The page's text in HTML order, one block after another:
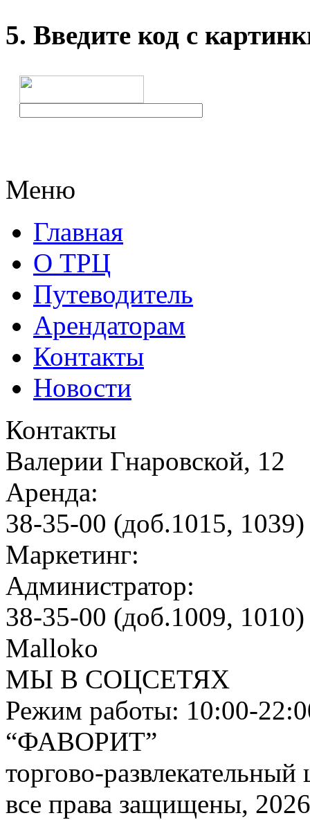
5. Введите код с
Меню
Главная
О ТРЦ
Путеводитель
Арендаторам
Контакты
Новости
Контакты
Валерии Гнаровской, 12
Аренда:
38-35-00 (доб.1015, 1039)
Маркетинг:
Администратор:
38-35-00 (доб.1009, 1010)
Malloko
МЫ В СОЦСЕТЯХ
Режим работы: 10:00-
“ФАВОРИТ”
торгово-развлекательный
все права защищены,